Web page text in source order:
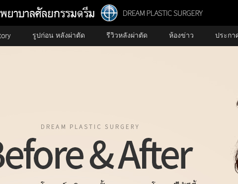
รูปก่อน หลังผ่าตัด รีวิวหลังผ่าตัด ห้องข่าว ประกา